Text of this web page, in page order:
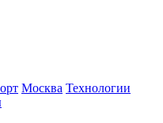
Москва Технологии